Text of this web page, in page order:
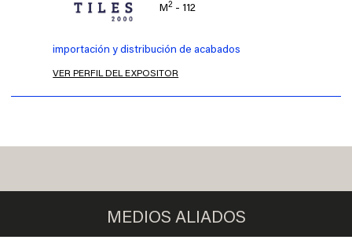
M2- 112
importación y distribución de acabados
VER PERFIL DEL EXPOSITOR
MEDIOS ALIADOS